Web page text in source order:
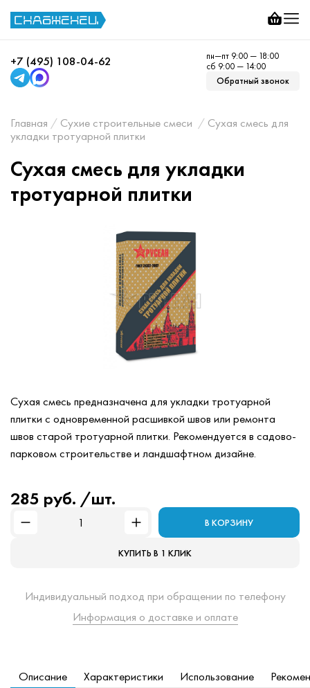
+7 (495) 108-04-62
Обратный звонок
пн—пт 9:00 — 18:00
сб 9:00 — 14:00
Главная Сухие строительные смеси
Сухая смесь для
укладки тротуарной плитки
Сухая смесь для укладки
тротуарной плитки
Сухая смесь предназначена для укладки тротуарной
плитки с одновременной расшивкой швов или ремонта
швов старой тротуарной плитки. Рекомендуется в садово-
парковом строительстве и ландшафтном дизайне.
285 руб. /шт.
В КОРЗИНУ
КУПИТЬ В 1 КЛИК
Индивидуальный подход при обращении по телефону
Информация о доставке и оплате
Описание Характеристики Использование